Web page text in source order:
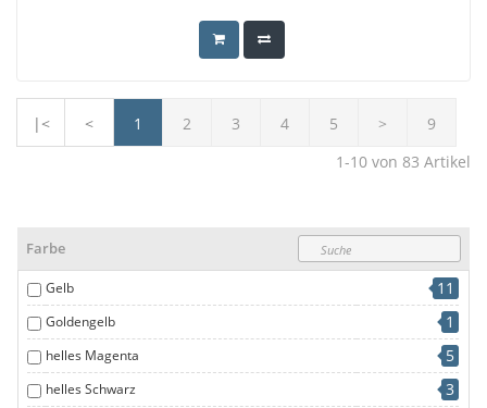
|< < 1 2 3 4 5 >
9
1-10 von 83 Artikel
Farbe
Gelb 11
Goldengelb 1
helles Magenta 5
helles Schwarz 3